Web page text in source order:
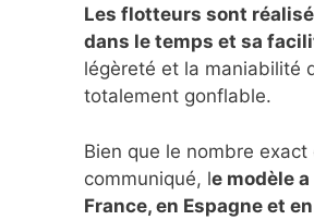
Les flotteurs sont
dans le temps et sa
légèreté et la maniabilité
totalement gonflable.
Bien que le nombre exact
communiqué, le modèle
France, en Espagne et